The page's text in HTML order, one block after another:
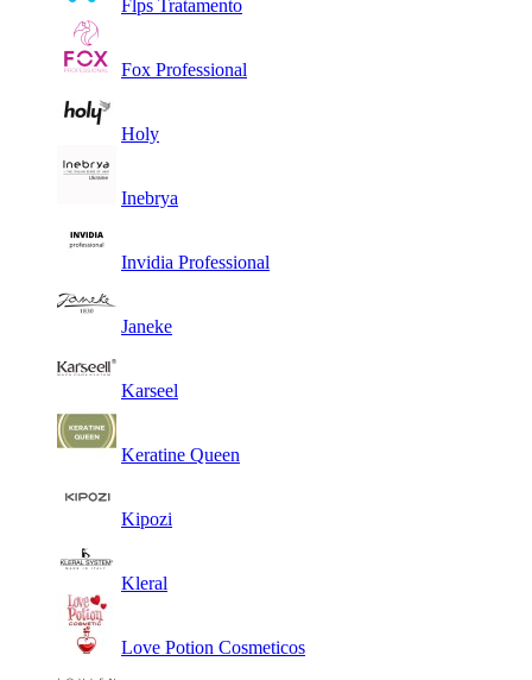
Flps Tratamento
Fox Professional
Holy
Inebrya
Invidia Professional
Janeke
Karseel
Keratine Queen
Kipozi
Kleral
Love Potion Cosmeticos